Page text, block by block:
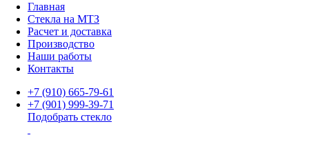
Главная
Стекла на МТЗ
Расчет и доставка
Производство
Наши работы
Контакты
+7 (910) 665-79-61
+7 (901) 999-39-71
Подобрать стекло